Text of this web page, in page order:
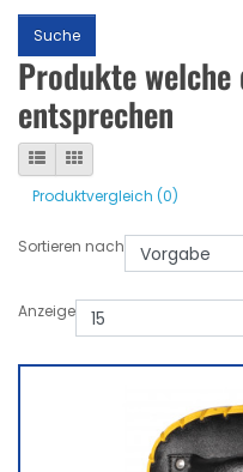
Produkte welche
entsprechen
Produktvergleich (0)
Sortieren nach
Anzeige